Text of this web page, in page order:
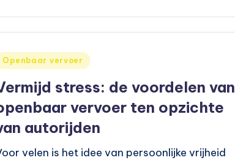
Openbaar vervoer
stress: de voordelen van
vervoer ten opzichte
autorijden
velen is het idee van persoonlijke vrijheid